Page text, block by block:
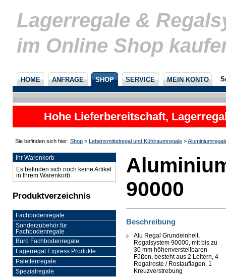
Lagerregale &
im Online Shop
HOME ANFRAGE SHOP SERVICE MEIN KONTO
Hohe Lieferbereitschaft,
nicht
Sie befinden sich hier: Shop > Lebensmittelregal und Kühlraumregale >
Ihr Warenkorb
Es befinden sich noch keine Artikel
in Ihrem Warenkorb.
Produktverzeichnis
Fachbodenregale
Sonderzubehör für
Fachbodenregale
Büro Fachbodenregale
Lagerregal Express Produkte
Palettenregale
Spezialregale
90000
Beschreibung
Alu Regal Grundeinheit,
Regalsystem 90000, mit bis zu
30 mm höhenverstellbaren
Füßen, besteht aus 2 Leitern, 4
Regalroste / Rostauflagen, 1
Kreuzverstrebung